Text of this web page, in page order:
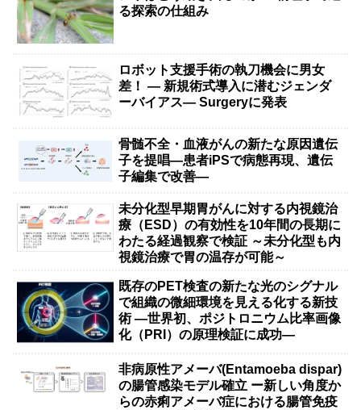
る探索の仕組み
ロボット支援手術の執刀機会に男女
差！ — 新規術式導入に潜むジェンダ
ーバイアス— Surgeryに発表
骨髄不全・血液がんの新たな原因遺伝
子を提唱―患者iPSで病態再現、遺伝
子編集で改善―
未分化型早期胃がんに対する内視鏡治
療（ESD）の有効性を10年間の長期に
わたる経過観察で検証 ～未分化型も内
視鏡治療で胃の温存が可能～
既存のPET検査の新たな光のシグナル
で組織の微細環境を見える化する新技
術 ―世界初、ポジトロニウム比率画像
化（PRI）の原理検証に成功―
非病原性アメーバ(Entamoeba dispar)
の腸管感染モデル確立 ー新しい角度か
らの赤痢アメーバ症における腸管免疫